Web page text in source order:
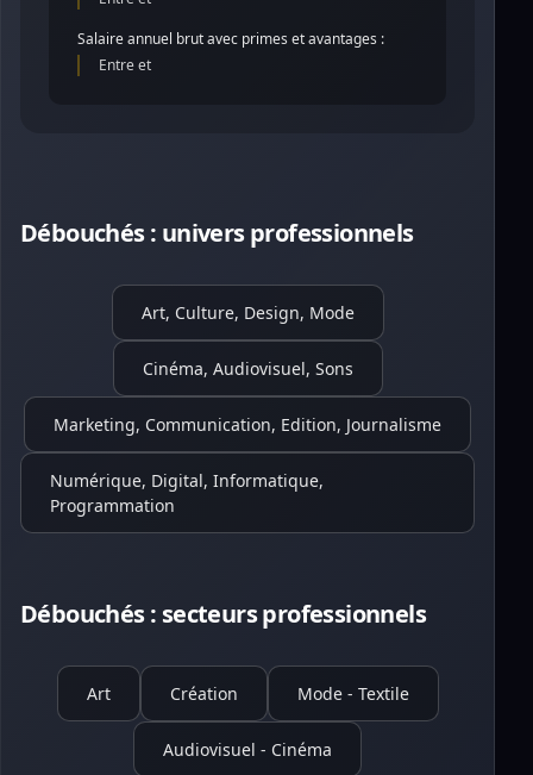
Salaire annuel brut avec primes et avantages :
Entre et
Débouchés : univers professionnels
Art, Culture, Design, Mode
Cinéma, Audiovisuel, Sons
Marketing, Communication, Edition, Journalisme
Numérique, Digital, Informatique,
Programmation
Débouchés : secteurs professionnels
Art Création Mode - Textile
Audiovisuel - Cinéma